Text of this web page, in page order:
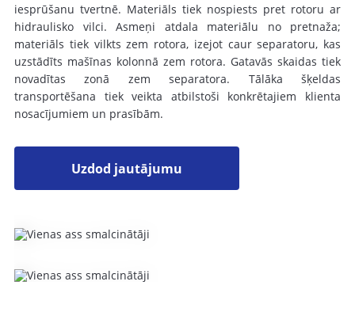
iesprūšanu tvertnē. Materiāls tiek nospiests pret rotoru ar
hidraulisko vilci. Asmeņi atdala materiālu no pretnaža;
materiāls tiek vilkts zem rotora, izejot caur separatoru, kas
uzstādīts mašīnas kolonnā zem rotora. Gatavās skaidas tiek
novadītas zonā zem separatora. Tālāka šķeldas
transportēšana tiek veikta atbilstoši konkrētajiem klienta
nosacījumiem un prasībām.
Uzdod jautājumu